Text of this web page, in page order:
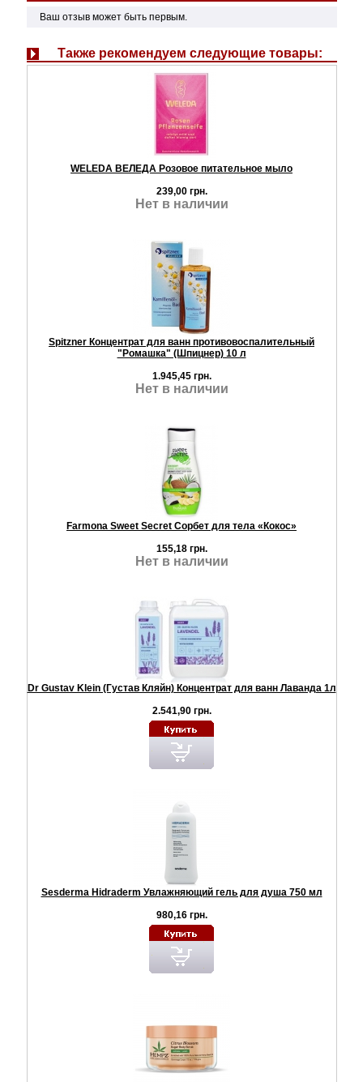
Ваш отзыв может быть первым.
Также рекомендуем следующие товары:
WELEDA ВЕЛЕДА Розовое питательное мыло
239,00 грн.
Нет в наличии
Spitzner Концентрат для ванн противовоспалительный
"Ромашка" (Шпицнер) 10 л
1.945,45 грн.
Нет в наличии
Farmona Sweet Secret Сорбет для тела «Кокос»
155,18 грн.
Нет в наличии
Dr Gustav Klein (Густав Кляйн) Концентрат для ванн Лаванда 1л
2.541,90 грн.
Sesderma Hidraderm Увлажняющий гель для душа 750 мл
980,16 грн.